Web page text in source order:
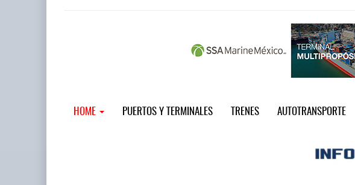
HOME PUERTOS Y TERMINALES TRENES AUTOTRANSPORTE